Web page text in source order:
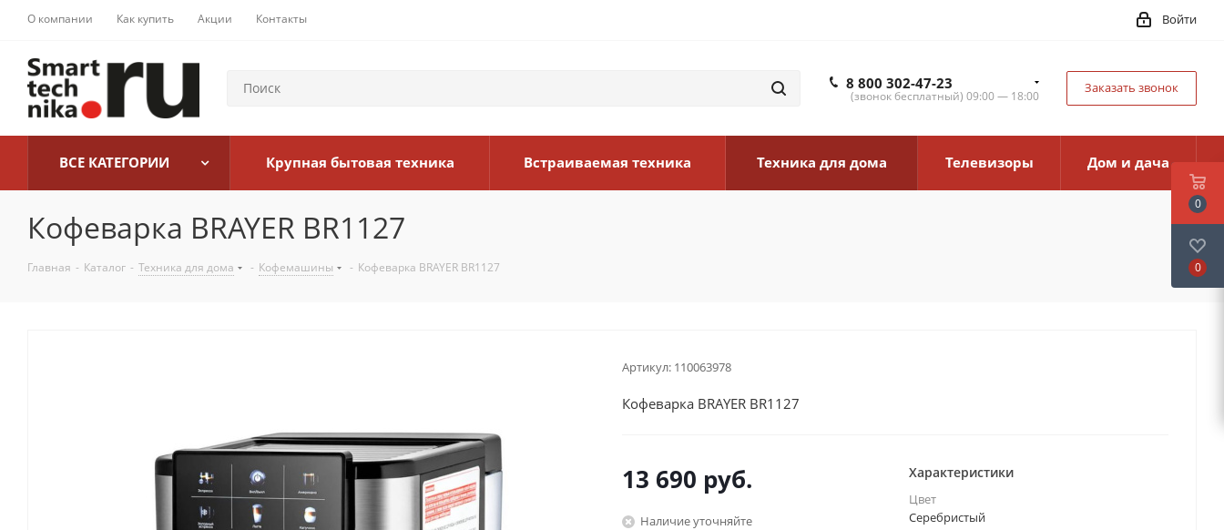
О компании Как купить Акции Контакты Войти
8 800 302-47-23
(звонок бесплатный) 09:00 — 18:00
Заказать звонок
ВСЕ КАТЕГОРИИ Крупная бытовая техника Встраиваемая техника Техника для дома Телевизоры Дом и дача
Кофеварка BRAYER BR1127
Главная - Каталог - Техника для дома - Кофемашины - Кофеварка BRAYER BR1127
Артикул: 110063978
Кофеварка BRAYER BR1127
13 690 руб.
Наличие уточняйте
Характеристики
Цвет
Серебристый
0
0